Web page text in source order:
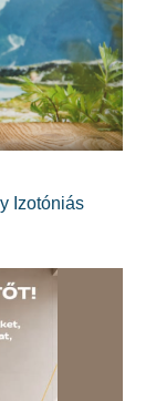
Izotóniás